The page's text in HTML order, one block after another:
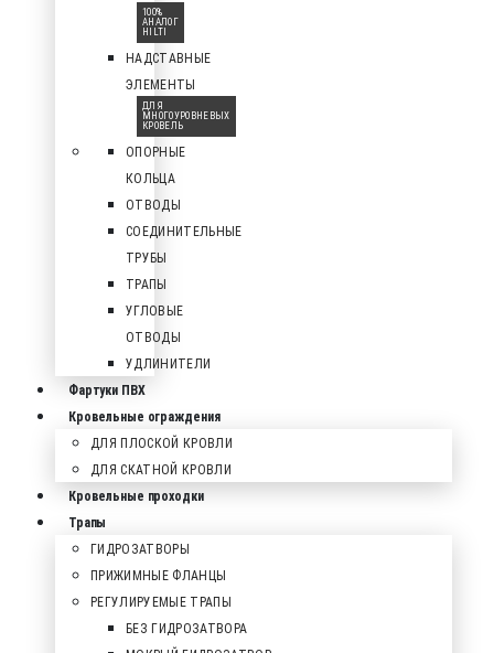
100%
АНАЛОГ
HILTI
НАДСТАВНЫЕ
ЭЛЕМЕНТЫ
ДЛЯ
МНОГОУРОВНЕВЫХ
КРОВЕЛЬ
ОПОРНЫЕ
КОЛЬЦА
ОТВОДЫ
СОЕДИНИТЕЛЬНЫЕ
ТРУБЫ
ТРАПЫ
УГЛОВЫЕ
ОТВОДЫ
УДЛИНИТЕЛИ
Фартуки ПВХ
Кровельные ограждения
ДЛЯ ПЛОСКОЙ КРОВЛИ
ДЛЯ СКАТНОЙ КРОВЛИ
Кровельные проходки
Трапы
ГИДРОЗАТВОРЫ
ПРИЖИМНЫЕ ФЛАНЦЫ
РЕГУЛИРУЕМЫЕ ТРАПЫ
БЕЗ ГИДРОЗАТВОРА